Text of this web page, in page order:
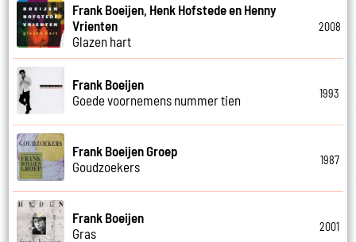
Frank Boeijen, Henk Hofstede en Henny
Vrienten
Glazen hart
2008
Frank Boeijen
Goede voornemens nummer tien
1993
Frank Boeijen Groep
Goudzoekers
1987
Frank Boeijen
Gras
2001